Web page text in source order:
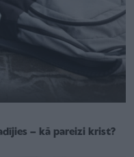
– kā pareizi krist?